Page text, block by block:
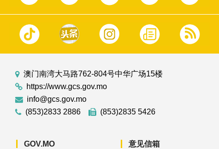
澳门南湾大马路762-804号中华广场15楼
https://www.gcs.gov.mo
info@gcs.gov.mo
(853)2833 2886
(853)2835 5426
GOV.MO 意见信箱